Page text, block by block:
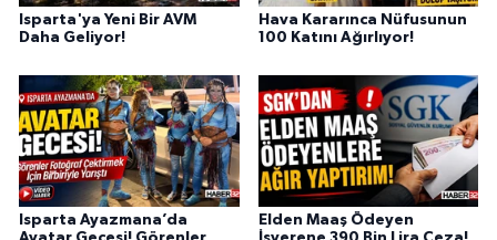
Isparta'ya Yeni Bir AVM
Daha Geliyor!
Hava Kararınca Nüfusunun
100 Katını Ağırlıyor!
Isparta Ayazmana’da
Elden Maaş Ödeyen